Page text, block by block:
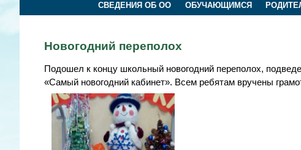
СВЕДЕНИЯ ОБ ОО ОБУЧАЮЩИМСЯ
Новогодний переполох
Подошел к концу школьный новогодний переполох,
«Самый новогодний кабинет». Всем ребятам вручены